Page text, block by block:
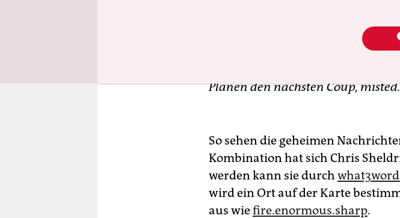
Planen den nächsten Coup,
So sehen die geheimen
Kombination hat sich Chris
werden kann sie durch
wird ein Ort auf der Karte
aus wiefire.enormous.sharp.